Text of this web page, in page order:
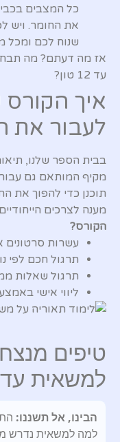
כל המצבים
את החומר. ויש
שנוח לכם ומכל
אז מה דעתם? מה
עד 12 טון?
איך הקורס
לעבור את
בבית הספר שלנו,
מקיף המותאם גם עבור
תוכנן כדי להפוך את
מענה לצרכים
הקורס?
עשרות סרטונים
תרגול חכם לפי
תרגול שאלות
ליווי אישי
טיפים
למשאית עד 12 טון
הבינו, אל תשננו:
למה למשאית נדרש